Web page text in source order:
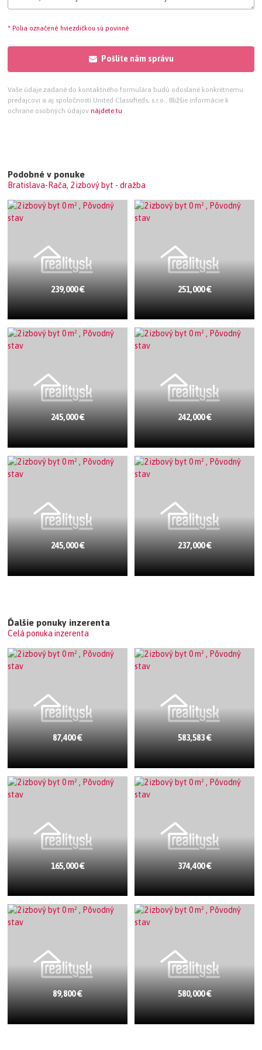
* Polia označené hviezdičkou sú povinné
Pošlite nám správu
Vaše údaje zadané do kontaktného formulára budú odoslané konkrétnemu
predajcovi a aj spoločnosti United Classifieds, s.r.o.. Bližšie informácie k
ochrane osobných údajov nájdete tu
Podobné v ponuke
Bratislava-Rača, 2 izbový byt - dražba
239,000 € 251,000 €
245,000 € 242,000 €
245,000 € 237,000 €
Ďalšie ponuky inzerenta
Celá ponuka inzerenta
87,400 € 583,583 €
165,000 € 374,400 €
89,800 € 580,000 €